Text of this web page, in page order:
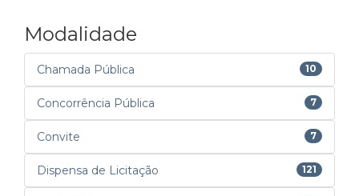
Modalidade
Chamada Pública 10
Concorrência Pública 7
Convite 7
Dispensa de Licitação 121